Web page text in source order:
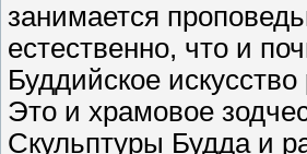
занимается
естественно, что и
Буддийское
Это и храмовое
Скульптуры Будда и